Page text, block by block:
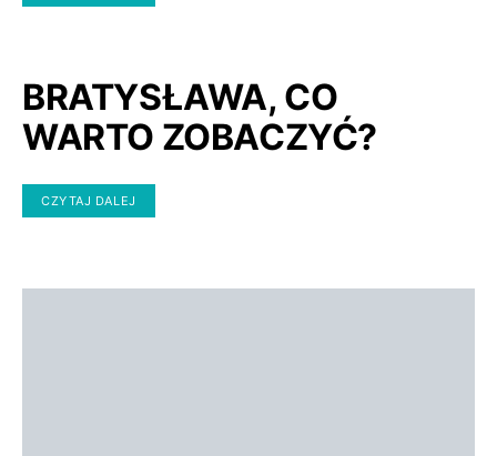
BRATYSŁAWA, CO
WARTO ZOBACZYĆ?
CZYTAJ DALEJ